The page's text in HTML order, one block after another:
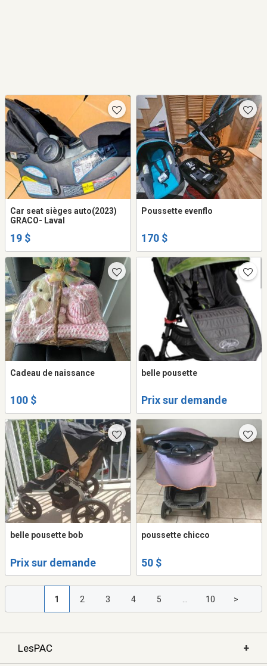
Car seat sièges auto(2023)
GRACO- Laval
19 $
Poussette evenflo
170 $
Cadeau de naissance
100 $
belle pousette
Prix sur demande
belle pousette bob
Prix sur demande
poussette chicco
50 $
1 2 3 4 5 10 >
LesPAC +